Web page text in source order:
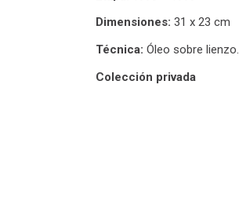
Dimensiones: 31 x 23 cm
Técnica: Óleo sobre lienzo.
Colección privada